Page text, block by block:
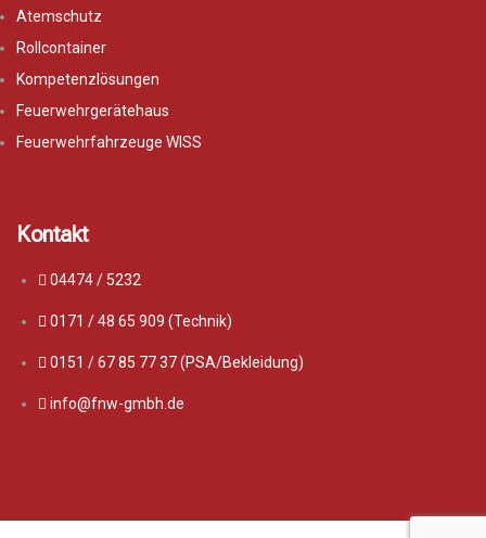
Atemschutz
Rollcontainer
Kompetenzlösungen
Feuerwehrgerätehaus
Feuerwehrfahrzeuge WISS
Kontakt
04474 / 5232
0171 / 48 65 909 (Technik)
0151 / 67 85 77 37 (PSA/Bekleidung)
info@fnw-gmbh.de